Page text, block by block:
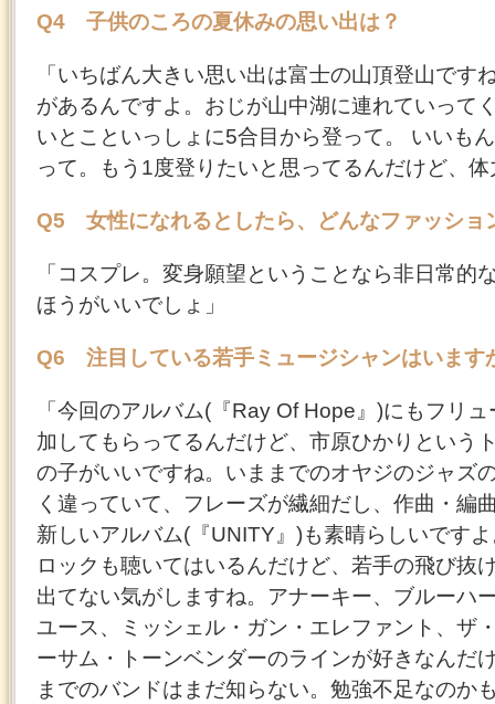
Q4 子供のころの夏休みの思い出は？
「いちばん大きい思い出は富士の山頂登山です
があるんですよ。おじが山中湖に連れていって
いとこといっしょに5合目から登って。 いいも
って。もう1度登りたいと思ってるんだけど、
Q5 女性になれるとしたら、どんなファッショ
「コスプレ。変身願望ということなら非日常的
ほうがいいでしょ」
Q6 注目している若手ミュージシャンはいます
「今回のアルバム(『Ray Of Hope』)にもフリ
加してもらってるんだけど、市原ひかりという
の子がいいですね。いままでのオヤジのジャズ
く違っていて、フレーズが繊細だし、作曲・編
新しいアルバム(『UNITY』)も素晴らしいです
ロックも聴いてはいるんだけど、若手の飛び抜
出てない気がしますね。アナーキー、ブルーハ
ユース、ミッシェル・ガン・エレファント、ザ
ーサム・トーンベンダーのラインが好きなんだ
までのバンドはまだ知らない。勉強不足なのか